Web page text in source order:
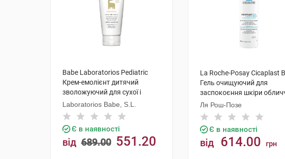
Babe Laboratorios Pediatric
Крем-емолієнт дитячий
зволожуючий для сухої і
атопічної шкіри 200 мл 1 туба
Laboratorios Babe, S.L.
Є в наявності
від 689.00 551.20
La Roche-Posay Cicaplast
Гель очищуючий для
заспокоєння шкіри
та тіла 200 мл 1 флакон
Ля Рош-Позе
Є в наявності
від 614.00 грн